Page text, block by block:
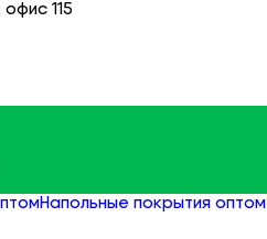
115
Напольные покрытия оптом